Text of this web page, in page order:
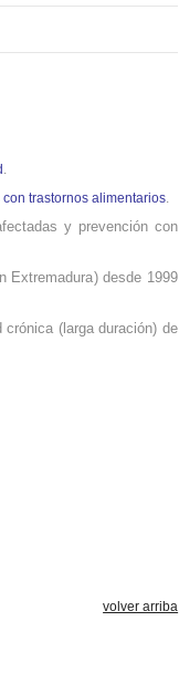
.
trastornos alimentarios.
y prevención con
Extremadura) desde 1999
(larga duración) de
volver arriba